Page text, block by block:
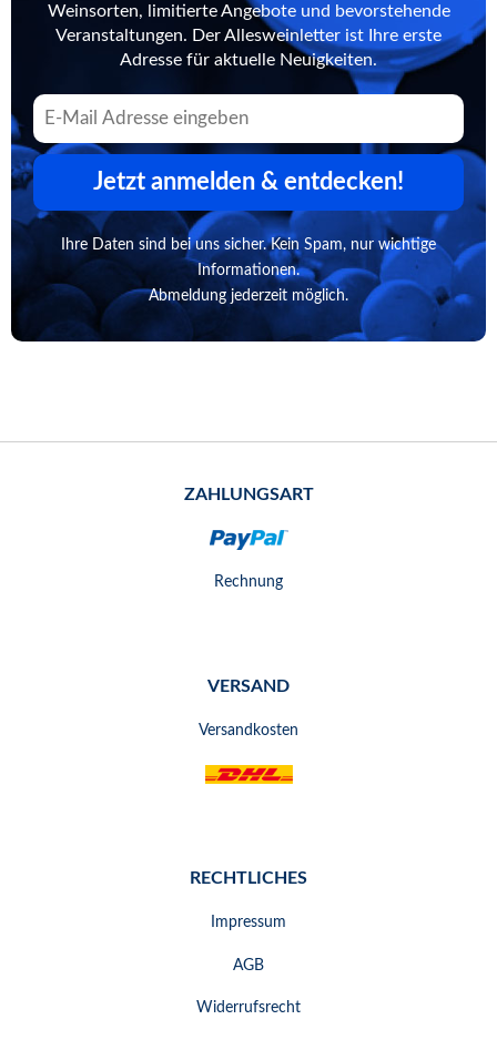
Weinsorten, limitierte Angebote und bevorstehende
Veranstaltungen. Der Allesweinletter ist Ihre erste
Adresse für aktuelle Neuigkeiten.
Jetzt anmelden & entdecken!
Ihre Daten sind bei uns sicher. Kein Spam, nur wichtige
Informationen.
Abmeldung jederzeit möglich.
ZAHLUNGSART
Rechnung
VERSAND
Versandkosten
RECHTLICHES
Impressum
AGB
Widerrufsrecht